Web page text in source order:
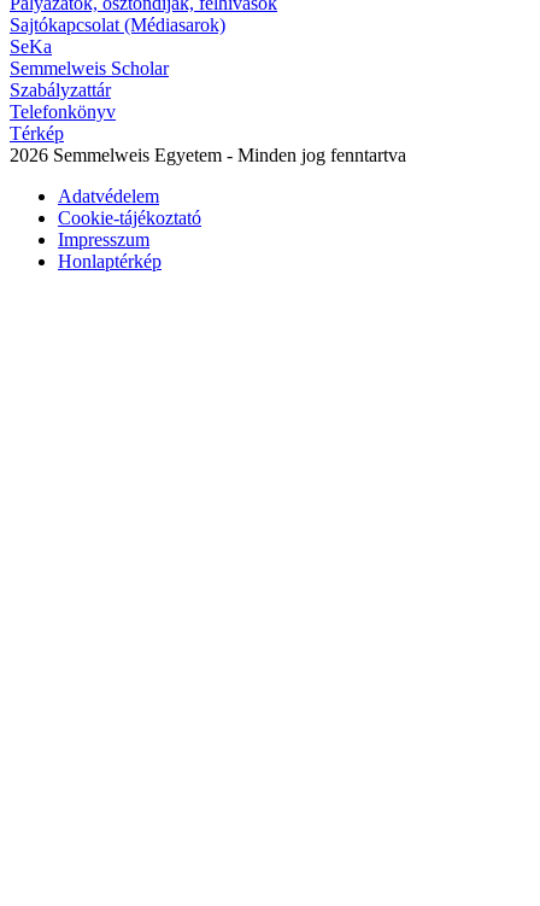
Sajtókapcsolat (Médiasarok)
SeKa
Semmelweis Scholar
Szabályzattár
Telefonkönyv
Térkép
2026 Semmelweis Egyetem - Minden jog fenntartva
Adatvédelem
Cookie-tájékoztató
Impresszum
Honlaptérkép